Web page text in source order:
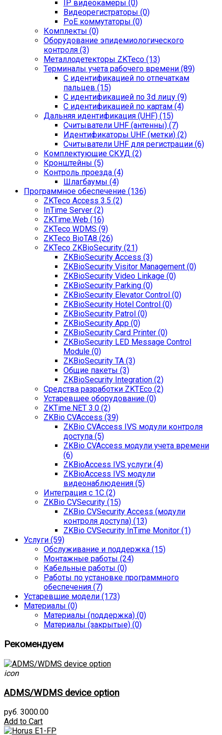
IP видеокамеры (0)
Видеорегистраторы (0)
PoE коммутаторы (0)
Комплекты (0)
Оборудование эпидемиологического
контроля (3)
Металлодетекторы ZKTeco (13)
Терминалы учета рабочего времени (89)
С идентификацией по отпечаткам
пальцев (15)
С идентификацией по 3d лицу (9)
С идентификацией по картам (4)
Дальняя идентификация (UHF) (15)
Считыватели UHF (антенны) (7)
Идентификаторы UHF (метки) (2)
Считыватели UHF для регистрации (6)
Комплектующие СКУД (2)
Кронштейны (5)
Контроль проезда (4)
Шлагбаумы (4)
Программное обеспечение (136)
ZKTeco Access 3.5 (2)
InTime Server (2)
ZKTime.Web (16)
ZKTeco WDMS (9)
ZKTeco BioTA8 (26)
ZKTeco ZKBioSecurity (21)
ZKBioSecurity Access (3)
ZKBioSecurity Visitor Management (0)
ZKBioSecurity Video Linkage (0)
ZKBioSecurity Parking (0)
ZKBioSecurity Elevator Control (0)
ZKBioSecurity Hotel Control (0)
ZKBioSecurity Patrol (0)
ZKBioSecurity App (0)
ZKBioSecurity Card Printer (0)
ZKBioSecurity LED Message Control
Module (0)
ZKBioSecurity TA (3)
Общие пакеты (3)
ZKBioSecurity Integration (2)
Средства разработки ZKTEco (2)
Устаревшее оборудование (0)
ZKTime.NET 3.0 (2)
ZKBio CVAccess (39)
ZKBio CVAccess IVS модули контроля
доступа (5)
ZKBio CVAccess модули учета времени
(6)
ZKBioAccess IVS услуги (4)
ZKBioAccess IVS модули
видеонаблюдения (5)
Интеграция с 1С (2)
ZKBio CVSecurity (15)
ZKBio CVSecurity Access (модули
контроля доступа) (13)
ZKBio CVSecurity InTime Monitor (1)
Услуги (59)
Обслуживание и поддержка (15)
Монтажные работы (24)
Кабельные работы (0)
Работы по установке программного
обеспечения (7)
Устаревшие модели (173)
Материалы (0)
Материалы (поддержка) (0)
Материалы (закрытые) (0)
Рекомендуем
icon
ADMS/WDMS device option
руб. 3000.00
Add to Cart